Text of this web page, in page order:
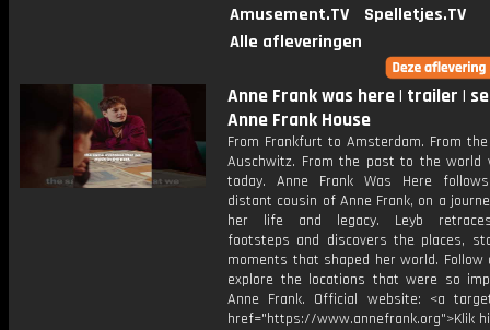
Amusement.TV
Spelletjes.TV
Alle afleveringen
Anne Frank was here | trailer |
Anne Frank House
From Frankfurt to Amsterdam. From
Auschwitz. From the past to the world
today. Anne Frank Was Here
distant cousin of Anne Frank, on a
her life and legacy. Leyb
footsteps and discovers the places,
moments that shaped her world. Follow
explore the locations that were so
Anne Frank. Official website: <a
href="https://www.annefrank.org">Klik